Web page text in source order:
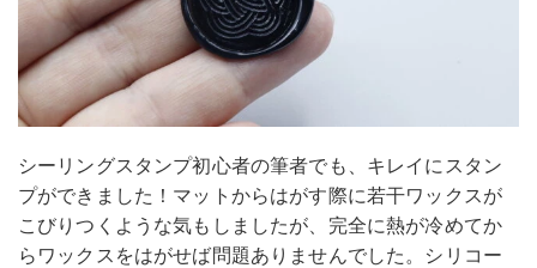
シーリングスタンプ初心者の筆者でも、キレイにスタン
プができました！マットからはがす際に若干ワックスが
こびりつくような気もしましたが、完全に熱が冷めてか
らワックスをはがせば問題ありませんでした。シリコー